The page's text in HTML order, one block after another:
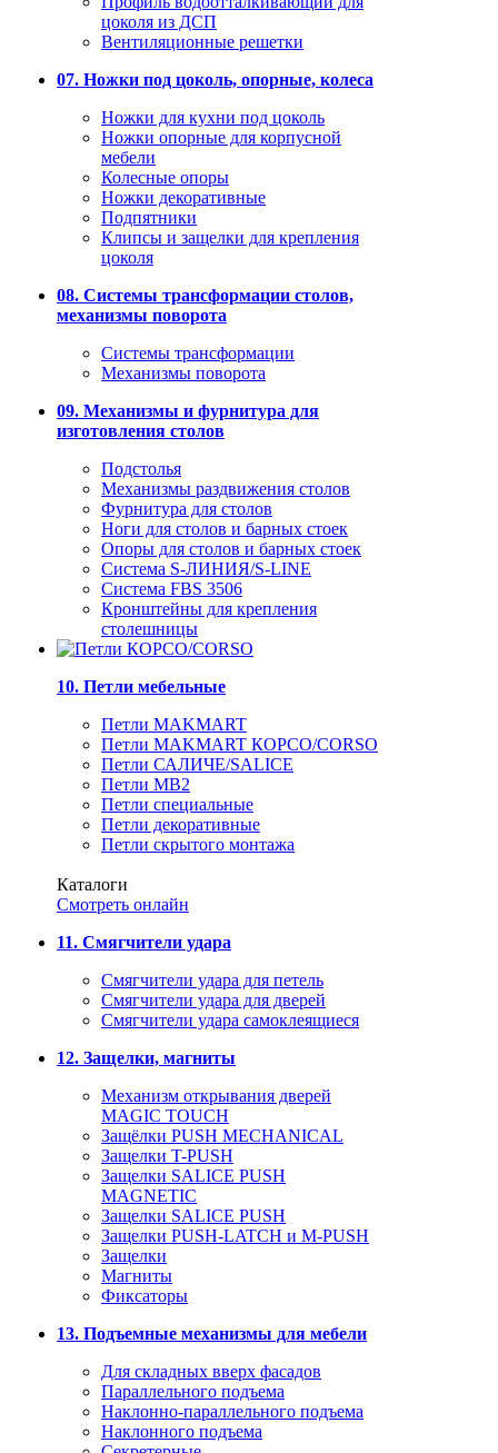
цоколя из ДСП
Вентиляционные решетки
07. Ножки под цоколь, опорные, колеса
Ножки для кухни под цоколь
Ножки опорные для корпусной
мебели
Колесные опоры
Ножки декоративные
Подпятники
Клипсы и защелки для крепления
цоколя
08. Системы трансформации столов,
механизмы поворота
Системы трансформации
Механизмы поворота
09. Механизмы и фурнитура для
изготовления столов
Подстолья
Механизмы раздвижения столов
Фурнитура для столов
Ноги для столов и барных стоек
Опоры для столов и барных стоек
Система S-ЛИНИЯ/S-LINE
Система FBS 3506
Кронштейны для крепления
столешницы
10. Петли мебельные
Петли MAKMART
Петли MAKMART КОРСО/CORSO
Петли САЛИЧЕ/SALICE
Петли MB2
Петли специальные
Петли декоративные
Петли скрытого монтажа
Каталоги
Смотреть онлайн
11. Смягчители удара
Смягчители удара для петель
Смягчители удара для дверей
Cмягчители удара самоклеящиеся
12. Защелки, магниты
Механизм открывания дверей
MAGIC TOUCH
Защёлки PUSH MECHANICAL
Защелки T-PUSH
Защелки SALICE PUSH
MAGNETIC
Защелки SALICE PUSH
Защелки PUSH-LATCH и M-PUSH
Защелки
Магниты
Фиксаторы
13. Подъемные механизмы для мебели
Для складных вверх фасадов
Параллельного подъема
Наклонно-параллельного подъема
Наклонного подъема